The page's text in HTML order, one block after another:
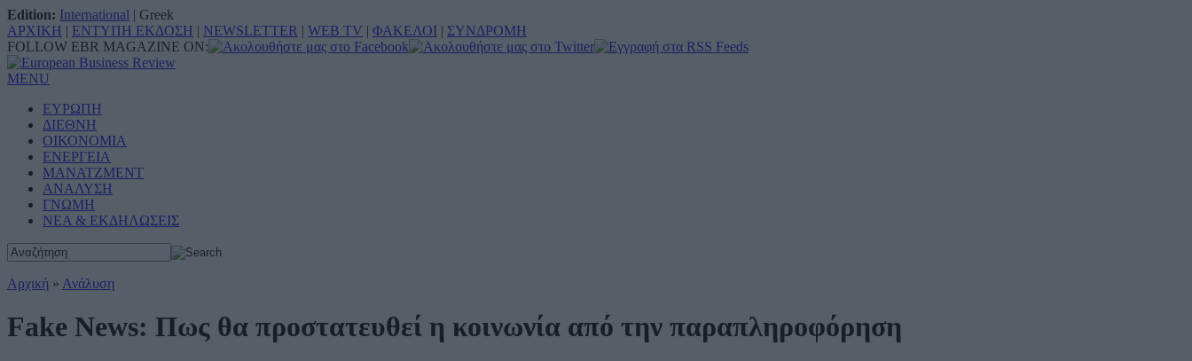
Edition: International | Greek
ΑΡΧΙΚΗ | ΕΝΤΥΠΗ ΕΚΔΟΣΗ | NEWSLETTER | WEB TV | ΦΑΚΕΛΟΙ | ΣΥΝΔΡΟΜΗ
FOLLOW EBR MAGAZINE ON:
MENU
ΕΥΡΩΠΗ
ΔΙΕΘΝΗ
ΟΙΚΟΝΟΜΙΑ
ΕΝΕΡΓΕΙΑ
ΜΑΝΑΤΖΜΕΝΤ
ΑΝΑΛΥΣΗ
ΓΝΩΜΗ
ΝΕΑ & ΕΚΔΗΛΩΣΕΙΣ
Αρχική » Ανάλυση
Fake News: Πως θα προστατευθεί η κοινωνία από την παραπληροφόρηση